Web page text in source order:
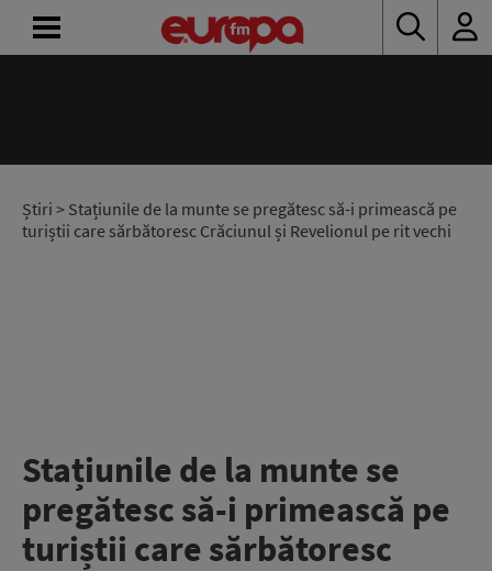
Știri > Stațiunile de la munte se pregătesc să-i primească pe
turiștii care sărbătoresc Crăciunul și Revelionul pe rit vechi
Stațiunile de la munte se
pregătesc să-i primească pe
turiștii care sărbătoresc
RADIO